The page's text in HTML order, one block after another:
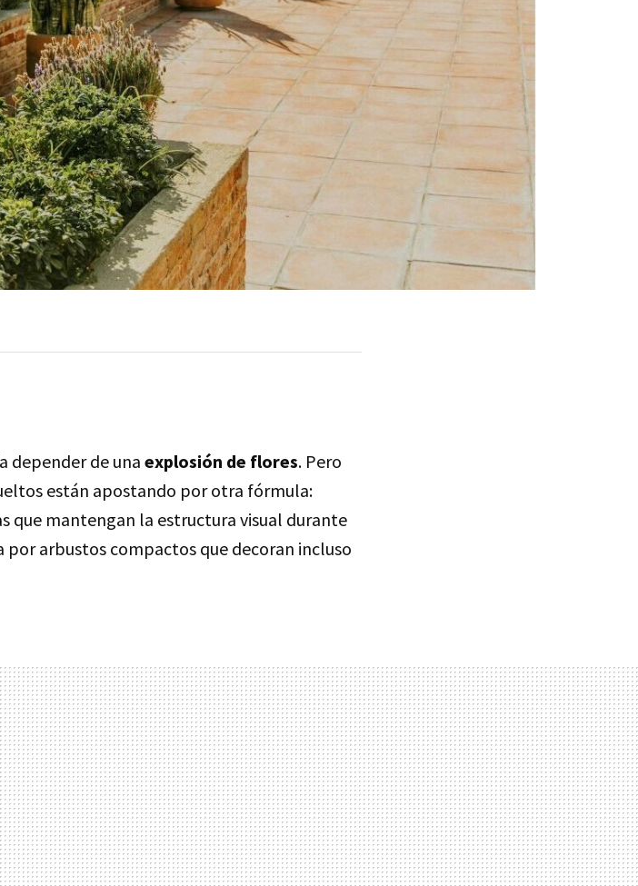
depender de unaexplosión de flores. Pero
están apostando por otra fórmula:
que mantengan la estructura visual durante
por arbustos compactos que decoran incluso